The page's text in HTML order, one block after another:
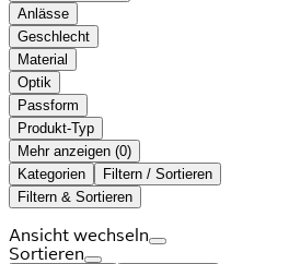
Anlässe
Geschlecht
Material
Optik
Passform
Produkt-Typ
Mehr anzeigen ( )
Kategorien
Filtern / Sortieren
Filtern & Sortieren
Ansicht wechseln
Sortieren